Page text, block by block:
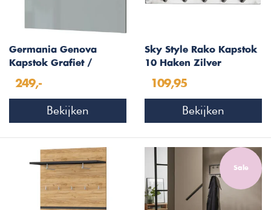
Germania Genova
Kapstok Grafiet /
249,-
Bekijken
Sky Style Rako Kapstok
10 Haken Zilver
109,95
Bekijken
Sale